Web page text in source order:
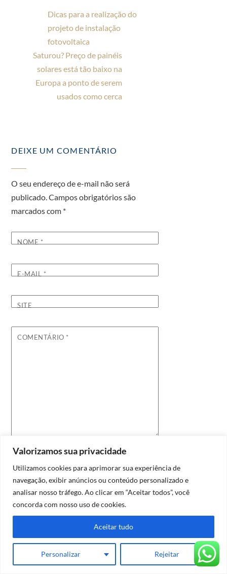
Valorizamos sua privacidade
Utilizamos cookies para aprimorar sua experiência de
navegação, exibir anúncios ou conteúdo personalizado e
analisar nosso tráfego. Ao clicar em “Aceitar todos”, você
concorda com nosso uso de cookies.
Personalizar Rejeitar
Aceitar tudo
Dicas para a realização do
projeto de instalação
fotovoltaica
Saturou? Preço de painéis
solares está tão baixo na
Europa a ponto de serem
usados como cerca
DEIXE UM COMENTÁRIO
O seu endereço de e-mail não será
publicado.Campos obrigatórios são
marcados com *
NOME*
E-MAIL *
SITE
COMENTÁRIO *
Salvar meus dados neste navegador
para a próxima vez que eu comentar.
FORÇA E LUZ
ENGENHARIA®
Rua João Abbott,
461 sl 501